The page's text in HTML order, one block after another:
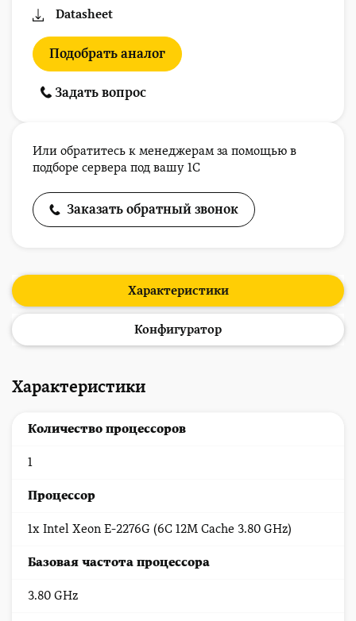
Datasheet
Подобрать аналог
Задать вопрос
Или обратитесь к менеджерам за помощью в
подборе сервера под вашу 1С
Заказать обратный звонок
Характеристики
Конфигуратор
Характеристики
Количество процессоров
1
Процессор
1x Intel Xeon E-2276G (6C 12M Cache 3.80 GHz)
Базовая частота процессора
3.80 GHz